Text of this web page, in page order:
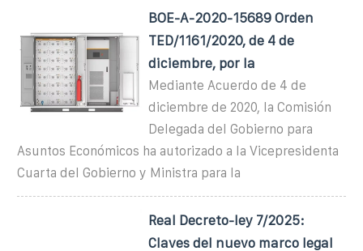
BOE-A-2020-15689 Orden
TED/1161/2020, de 4 de
diciembre, por la
Mediante Acuerdo de 4 de
diciembre de 2020, la Comisión
Delegada del Gobierno para
Asuntos Económicos ha autorizado a la Vicepresidenta
Cuarta del Gobierno y Ministra para la
Real Decreto-ley 7/2025:
Claves del nuevo marco legal